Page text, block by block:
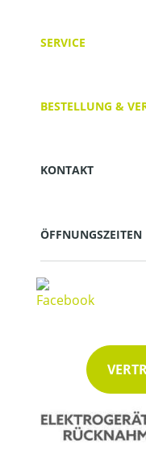
SERVICE
BESTELLUNG &
KONTAKT
ÖFFNUNGSZEITEN